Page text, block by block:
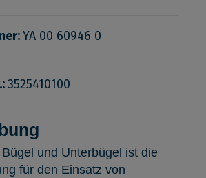
YA 00 60946 0
3525410100
und Unterbügel ist die
für den Einsatz von